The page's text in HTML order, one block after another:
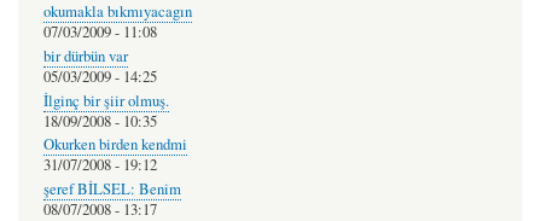
okumakla bıkmıyacagın
07/03/2009 - 11:08
bir dürbün var
05/03/2009 - 14:25
İlginç bir şiir olmuş.
18/09/2008 - 10:35
Okurken birden kendmi
31/07/2008 - 19:12
şeref BİLSEL: Benim
08/07/2008 - 13:17